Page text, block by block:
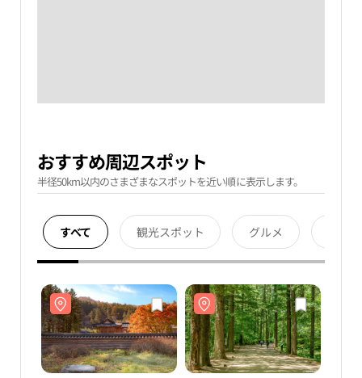
おすすめ周辺スポット
半径50km以内のさまざまなスポットを近い順に表示します。
すべて 観光スポット グルメ